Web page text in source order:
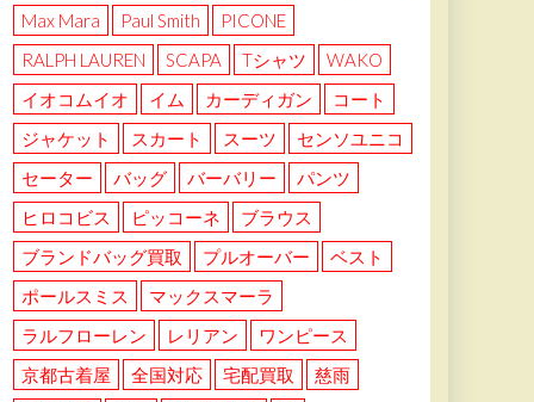
Max Mara
Paul Smith
PICONE
RALPH LAUREN
SCAPA Tシャツ
WAKO
イオコムイオ
イム カーディガン
コート
ジャケット
スカート スーツ
センソユニコ
セーター
バッグ バーバリー
パンツ
ヒロコビス
ピッコーネ
ブラウス
ブランドバッグ買取
プルオーバー
ベスト
ポールスミス
マックスマーラ
ラルフローレン
レリアン
ワンピース
京都古着屋
全国対応 宅配買取
慈雨